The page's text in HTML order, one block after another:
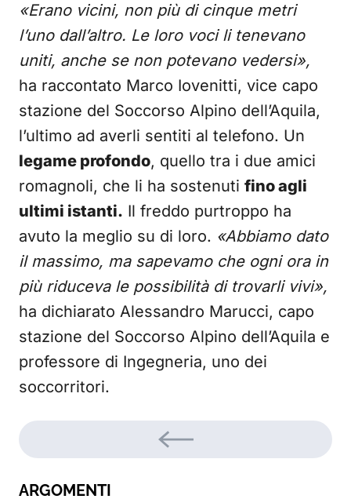
«Erano vicini, non più di cinque metri
l’uno dall’altro. Le loro voci li tenevano
uniti, anche se non potevano vedersi»,
ha raccontato Marco Iovenitti, vice capo
stazione del Soccorso Alpino dell’Aquila,
l’ultimo ad averli sentiti al telefono. Un
legame profondo, quello tra i due amici
romagnoli, che li ha sostenuti fino agli
ultimi istanti. Il freddo purtroppo ha
avuto la meglio su di loro. «Abbiamo dato
il massimo, ma sapevamo che ogni ora in
più riduceva le possibilità di trovarli vivi»,
ha dichiarato Alessandro Marucci, capo
stazione del Soccorso Alpino dell’Aquila e
professore di Ingegneria, uno dei
soccorritori.
ARGOMENTI